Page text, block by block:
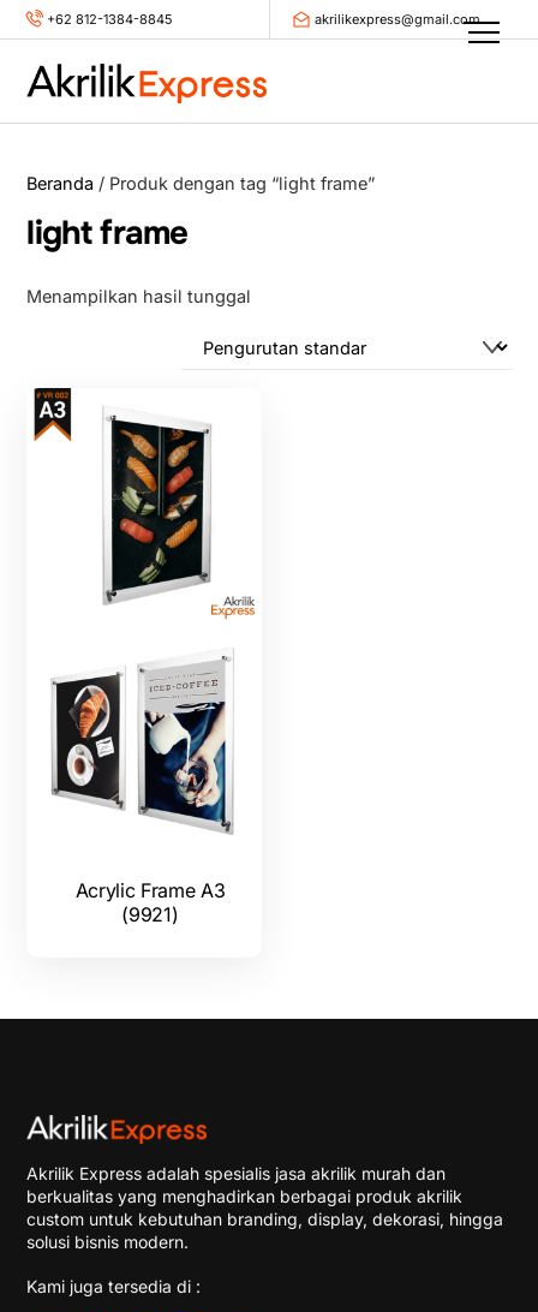
Skip
+62 812-1384-8845 akrilikexpress@gmail.com
Beranda / Produk dengan tag “light frame”
light frame
Menampilkan hasil tunggal
Acrylic Frame A3
(9921)
Akrilik Express adalah spesialis jasa akrilik murah dan
berkualitas yang menghadirkan berbagai produk akrilik
custom untuk kebutuhan branding, display, dekorasi, hingga
solusi bisnis modern.
Kami juga tersedia di :